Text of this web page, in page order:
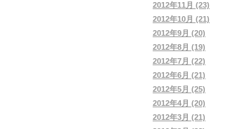
2012年11月 (23)
2012年10月 (21)
2012年9月 (20)
2012年8月 (19)
2012年7月 (22)
2012年6月 (21)
2012年5月 (25)
2012年4月 (20)
2012年3月 (21)